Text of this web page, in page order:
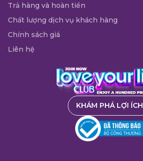
Trả hàng và hoàn tiền
Chất lượng dịch vụ khách hàng
Chính sách giá
Liên hệ
KHÁM PHÁ LỢI ÍCH